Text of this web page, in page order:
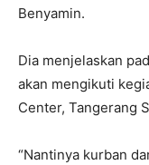
Benyamin.
Dia menjelaskan
akan mengikuti
Center, Tangerang
“Nantinya kurban